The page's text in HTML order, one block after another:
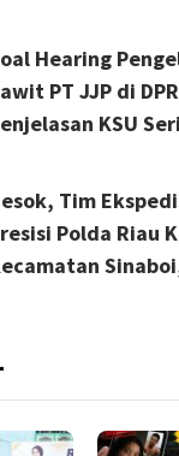
Hearing
PT JJP di
KSU
Tim
Polda Riau